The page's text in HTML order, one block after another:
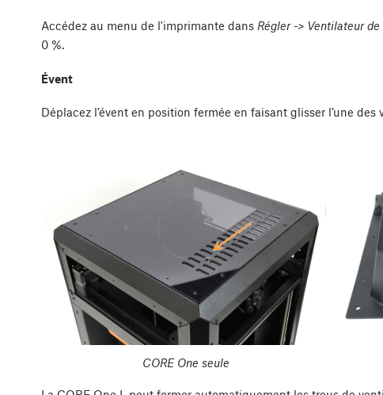
Accédez au menu de l'imprimante dans Régler -> Ventilateur
0 %.
Évent
Déplacez l’évent en position fermée en faisant glisser l’une des
CORE One seule